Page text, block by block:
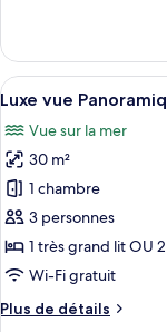
le
type
de
Classique
vue
Jardin
Afficher
toutes
les
photos
pour
ce
type
de
chambre :
Luxe
14
Luxe vue
Vue sur la mer
30 m²
1 chambre
3 personnes
1 très grand lit OU
Wi-Fi gratuit
Plus de détails
Plus